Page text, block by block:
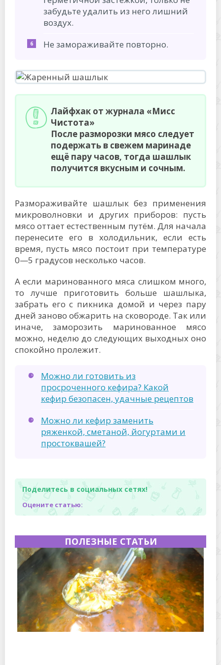
забудьте удалить из него лишний
воздух.
Не замораживайте повторно.
Лайфхак от журнала «Мисс
Чистота»
После разморозки мясо следует
подержать в свежем маринаде
ещё пару часов, тогда шашлык
получится вкусным и сочным.
Размораживайте шашлык без применения
микроволновки и других приборов: пусть
мясо оттает естественным путём. Для начала
перенесите его в холодильник, если есть
время, пусть мясо постоит при температуре
0—5 градусов несколько часов.
А если маринованного мяса слишком много,
то лучше приготовить больше шашлыка,
забрать его с пикника домой и через пару
дней заново обжарить на сковороде. Так или
иначе, заморозить маринованное мясо
можно, неделю до следующих выходных оно
спокойно пролежит.
Можно ли готовить из
просроченного кефира? Какой
кефир безопасен, удачные рецептов
Можно ли кефир заменить
ряженкой, сметаной, йогуртами и
простоквашей?
Поделитесь в социальных сетях!
Оцените статью:
ПОЛЕЗНЫЕ СТАТЬИ